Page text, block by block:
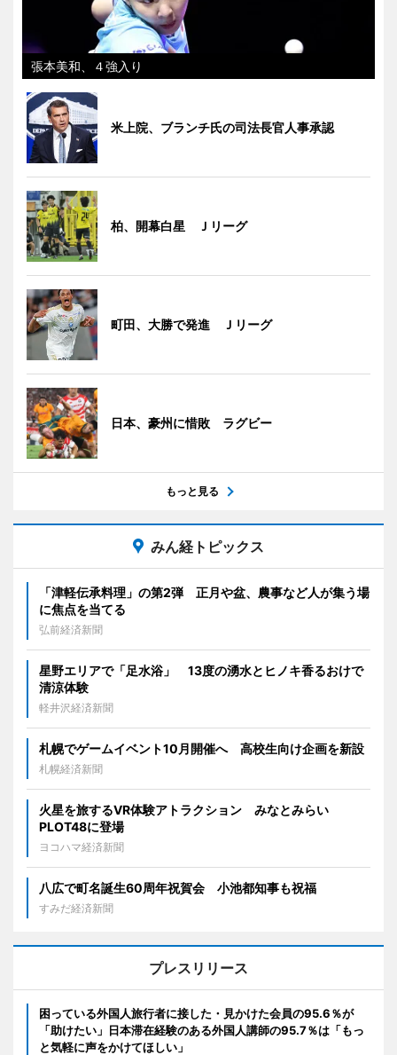
張本美和、４強入り
米上院、ブランチ氏の司法長官人事承認
柏、開幕白星 Ｊリーグ
町田、大勝で発進 Ｊリーグ
日本、豪州に惜敗 ラグビー
もっと見る
みん経トピックス
「津軽伝承料理」の第2弾 正月や盆、農事など人が集う場
に焦点を当てる
弘前経済新聞
星野エリアで「足水浴」 13度の湧水とヒノキ香るおけで
清涼体験
軽井沢経済新聞
札幌でゲームイベント10月開催へ 高校生向け企画を新設
札幌経済新聞
火星を旅するVR体験アトラクション みなとみらい
PLOT48に登場
ヨコハマ経済新聞
八広で町名誕生60周年祝賀会 小池都知事も祝福
すみだ経済新聞
プレスリリース
困っている外国人旅行者に接した・見かけた会員の95.6％が
「助けたい」日本滞在経験のある外国人講師の95.7％は「もっ
と気軽に声をかけてほしい」